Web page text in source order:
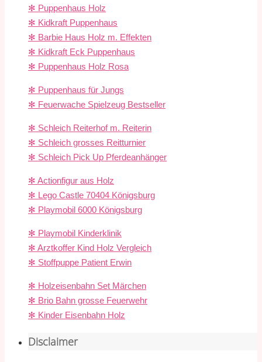
✻ Puppenhaus Holz
✻ Kidkraft Puppenhaus
✻ Barbie Haus Holz m. Effekten
✻ Kidkraft Eck Puppenhaus
✻ Puppenhaus Holz Rosa
✻ Puppenhaus für Jungs
✻ Feuerwache Spielzeug Bestseller
✻ Schleich Reiterhof m. Reiterin
✻ Schleich grosses Reitturnier
✻ Schleich Pick Up Pferdeanhänger
✻ Actionfigur aus Holz
✻ Lego Castle 70404 Königsburg
✻ Playmobil 6000 Königsburg
✻ Playmobil Kinderklinik
✻ Arztkoffer Kind Holz Vergleich
✻ Stoffpuppe Patient Erwin
✻ Holzeisenbahn Set Märchen
✻ Brio Bahn grosse Feuerwehr
✻ Kinder Eisenbahn Holz
Disclaimer